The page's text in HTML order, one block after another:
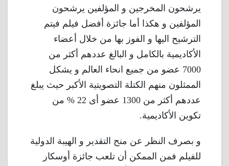
يرشحون المخرجين و المؤلفين يرشحون
المؤلفين و هكذا أما جائزة أفضل فيلم فيتم
الترشيح اليها و الفوز بها من خلال أعضاء
الأكاديمية بالكامل و البالغ عددهم أكثر من
7000 عضو من جميع انحاء العالم و يشكل
الممثلون منهم الكتلة التصويتية الأكبر حيث يبلغ
عددهم أكثر من 1300 عضو أى 22 % من
تكوين الأكاديمية.
و بصرف النظر عن منح التقدير و الهيبة الدولية
للفيلم فمن الممكن أن تلعب جائزة أوسكار